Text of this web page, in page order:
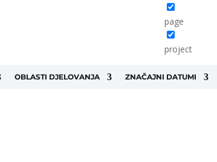
page
project
OBLASTI DJELOVANJA ZNAČAJNI DATUMI